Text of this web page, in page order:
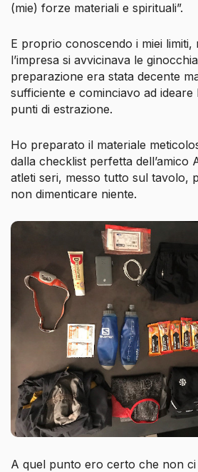
(mie) forze materiali e spirituali”.
E proprio conoscendo i miei limiti,
l’impresa si avvicinava le
preparazione era stata decente
sufficiente e cominciavo ad ideare
punti di estrazione.
Ho preparato il materiale
dalla checklist perfetta dell’amico
atleti seri, messo tutto sul tavolo,
non dimenticare niente.
A quel punto ero certo che non